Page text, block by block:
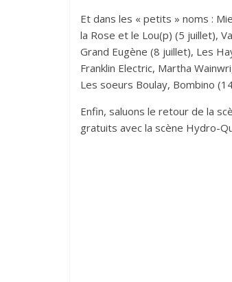
Et dans les « petits » noms :
la Rose et le Lou(p) (5 juillet),
Grand Eugène (8 juillet), Les
Franklin Electric, Martha
Les soeurs Boulay, Bombino
Enfin, saluons le retour de la
gratuits avec la scène Hydro-